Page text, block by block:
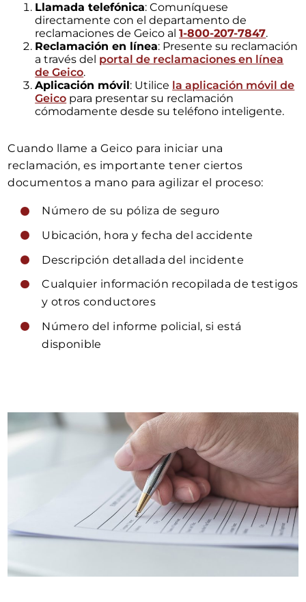
Llamada telefónica: Comuníquese
directamente con el departamento de
reclamaciones de Geico al1-800-207-7847.
Reclamación en línea: Presente su reclamación
a través del portal de reclamaciones en línea
de Geico.
Aplicación móvil: Utilice la aplicación móvil de
Geico para presentar su reclamación
cómodamente desde su teléfono inteligente.
Cuando llame a Geico para iniciar una
reclamación, es importante tener ciertos
documentos a mano para agilizar el proceso:
Número de su póliza de seguro
Ubicación, hora y fecha del accidente
Descripción detallada del incidente
Cualquier información recopilada de testigos
y otros conductores
Número del informe policial, si está
disponible